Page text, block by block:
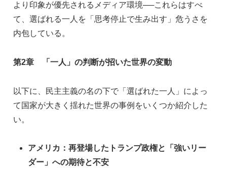
より印象が優先されるメディア環境──これらはすべ
て、選ばれる一人を「思考停止で生み出す」危うさを
内包している。
第2章 「一人」の判断が招いた世界の変動
以下に、民主主義の名の下で「選ばれた一人」によっ
て国家が大きく揺れた世界の事例をいくつか紹介した
い。
アメリカ：再登場したトランプ政権と「強いリー
ダー」への期待と不安